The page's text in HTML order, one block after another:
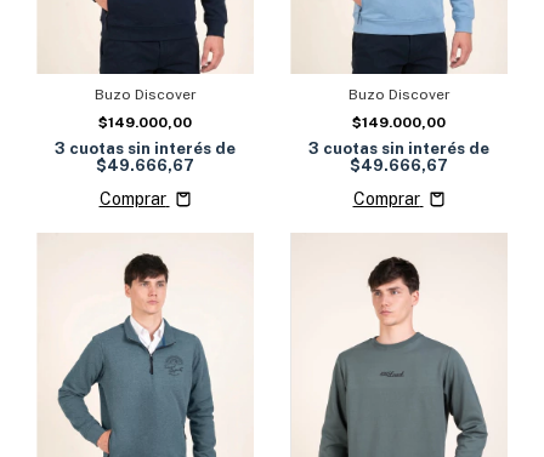
Buzo Discover
$149.000,00
3 cuotas sin interés de
$49.666,67
Comprar
Buzo Discover
$149.000,00
3 cuotas sin interés de
$49.666,67
Comprar